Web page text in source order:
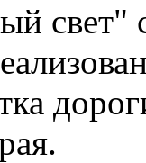
свет"